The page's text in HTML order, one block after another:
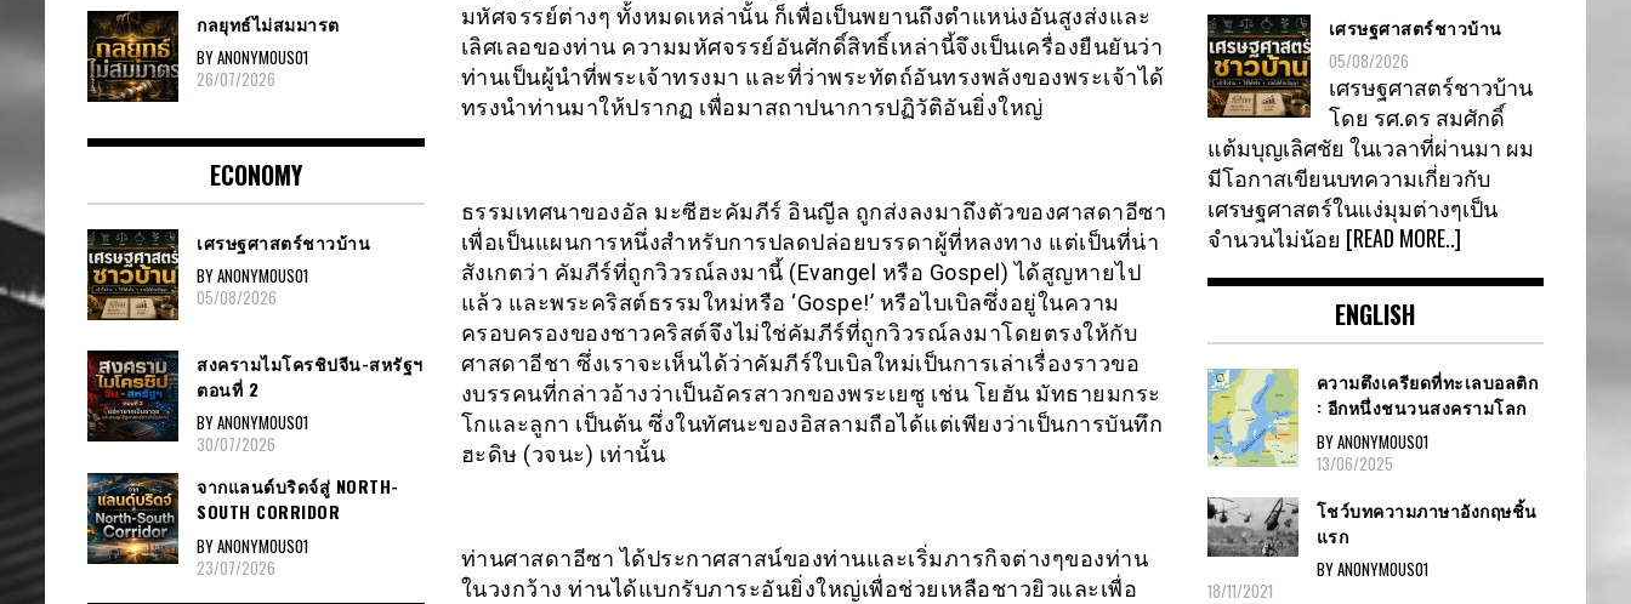
มหัศจรรย์ต่างๆ ทั้งหมดเหล่านั้น ก็เพื่อเป็นพยานถึงตำแหน่งอันสูงส่งและ
เลิศเลอของท่าน ความมหัศจรรย์อันศักดิ์สิทธิ์เหล่านี้จึงเป็นเครื่องยืนยันว่า
ท่านเป็นผู้นำที่พระเจ้าทรงมา และที่ว่าพระทัตถ์อันทรงพลังของพระเจ้าได้
ทรงนำท่านมาให้ปรากฏ เพื่อมาสถาปนาการปฏิวัติอันยิ่งใหญ่
ธรรมเทศนาของอัล มะซีฮะคัมภีร์ อินญีล ถูกส่งลงมาถึงตัวของศาสดาอีซา
เพื่อเป็นแผนการหนึ่งสำหรับการปลดปล่อยบรรดาผู้ที่หลงทาง แต่เป็นที่น่า
สังเกตว่า คัมภีร์ที่ถูกวิวรณ์ลงมานี้ (Evangel หรือ Gospel) ได้สูญหายไป
แล้ว และพระคริสต์ธรรมใหม่หรือ ‘Gospe!’ หรือไบเบิลซึ่งอยู่ในความ
ครอบครองของชาวคริสต์จึงไม่ใช่คัมภีร์ที่ถูกวิวรณ์ลงมาโดยตรงให้กับ
ศาสดาอีชา ซึ่งเราจะเห็นได้ว่าคัมภีร์ใบเบิลใหม่เป็นการเล่าเรื่องราวขอ
งบรรคนที่กล่าวอ้างว่าเป็นอัครสาวกของพระเยซู เช่น โยฮัน มัทธายมกระ
โกและลูกา เป็นต้น ซึ่งในทัศนะของอิสลามถือได้แต่เพียงว่าเป็นการบันทึก
ฮะดิษ (วจนะ) เท่านั้น
ท่านศาสดาอีซา ได้ประกาศสาสน์ของท่านและเริ่มภารกิจต่างๆของท่าน
ในวงกว้าง ท่านได้แบกรับภาระอันยิ่งใหญ่เพื่อช่วยเหลือชาวยิวและเพื่อ
กลยุทธ์ไม่สมมารต
BY ANONYMOUS01
26/07/2026
ECONOMY
เศรษฐศาสตร์ชาวบ้าน
BY ANONYMOUS01
05/08/2026
สงครามไมโครชิปจีน-สหรัฐฯ
ตอนที่ 2
BY ANONYMOUS01
30/07/2026
จากแลนด์บริดจ์สู่ NORTH-
SOUTH CORRIDOR
BY ANONYMOUS01
23/07/2026
เศรษฐศาสตร์ชาวบ้าน
05/08/2026
เศรษฐศาสตร์ชาวบ้าน
โดย รศ.ดร สมศักดิ์
แต้มบุญเลิศชัย ในเวลาที่ผ่านมา ผม
มีโอกาสเขียนบทความเกี่ยวกับ
เศรษฐศาสตร์ในแง่มุมต่างๆเป็น
จำนวนไม่น้อย [READ MORE..]
ENGLISH
ความตึงเครียดที่ทะเลบอลติก
: อีกหนึ่งชนวนสงครามโลก
BY ANONYMOUS01
13/06/2025
โชว์บทความภาษาอังกฤษชิ้น
แรก
BY ANONYMOUS01
18/11/2021